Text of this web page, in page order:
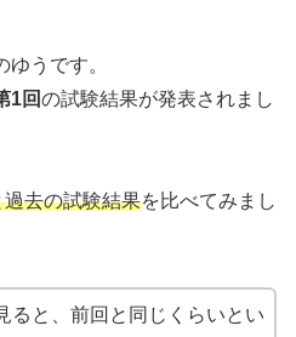
うです。
1回の試験結果が発表されまし
去の試験結果を比べてみまし
ると、前回と同じくらいとい